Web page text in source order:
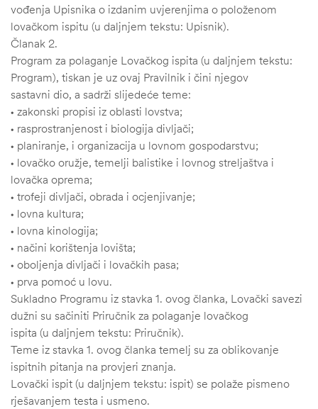
vođenja Upisnika o izdanim uvjerenjima o položenom
lovačkom ispitu (u daljnjem tekstu: Upisnik).
Članak 2.
Program za polaganje Lovačkog ispita (u daljnjem tekstu:
Program), tiskan je uz ovaj Pravilnik i čini njegov
sastavni dio, a sadrži slijedeće teme:
• zakonski propisi iz oblasti lovstva;
• rasprostranjenost i biologija divljači;
• planiranje, i organizacija u lovnom gospodarstvu;
• lovačko oružje, temelji balistike i lovnog streljaštva i
lovačka oprema;
• trofeji divljači, obrada i ocjenjivanje;
• lovna kultura;
• lovna kinologija;
• načini korištenja lovišta;
• oboljenja divljači i lovačkih pasa;
• prva pomoć u lovu.
Sukladno Programu iz stavka 1. ovog članka, Lovački savezi
dužni su sačiniti Priručnik za polaganje lovačkog
ispita (u daljnjem tekstu: Priručnik).
Teme iz stavka 1. ovog članka temelj su za oblikovanje
ispitnih pitanja na provjeri znanja.
Lovački ispit (u daljnjem tekstu: ispit) se polaže pismeno
rješavanjem testa i usmeno.